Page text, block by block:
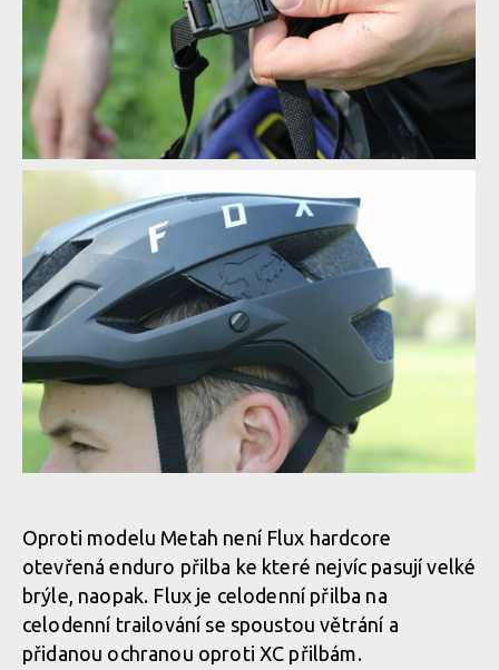
Test: Fox Flux - legendární helma zcela v novém
Test: Fox Flux - legendární helma zcela v novém
Test: Fox Flux - legendární helma zcela v novém
Test: Fox Flux - legendární helma zcela v novém
Test: Fox Flux - legendární helma zcela v novém
Test: Fox Flux - legendární helma zcela v novém
Oproti modelu Metah není Flux hardcore
otevřená enduro přilba ke které nejvíc pasují velké
brýle, naopak. Flux je celodenní přilba na
celodenní trailování se spoustou větrání a
přidanou ochranou oproti XC přilbám.